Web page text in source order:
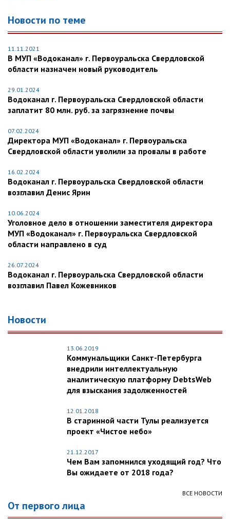
Новости по теме
11.11.2021
В МУП «Водоканал» г. Первоуральска Свердловской
области назначен новый руководитель
29.01.2024
Водоканал г. Первоуральска Свердловской области
заплатит 80 млн. руб. за загрязнение почвы
07.02.2024
Директора МУП «Водоканал» г. Первоуральска
Свердловской области уволили за провалы в работе
16.02.2024
Водоканал г. Первоуральска Свердловской области
возглавил Денис Ярин
10.06.2024
Уголовное дело в отношении заместителя директора
МУП «Водоканал» г. Первоуральска Свердловской
области направлено в суд
26.07.2024
Водоканал г. Первоуральска Свердловской области
возглавил Павел Кожевников
Новости
13.06.2019
Коммунальщики Санкт-Петербурга
внедрили интеллектуальную
аналитическую платформу DebtsWeb
для взыскания задолженностей
12.01.2018
В старинной части Тулы реализуется
проект «Чистое небо»
21.12.2017
Чем Вам запомнился уходящий год? Что
Вы ожидаете от 2018 года?
ВСЕ НОВОСТИ
От первого лица